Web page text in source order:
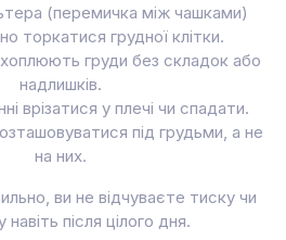
(перемичка між чашками)
торкатися грудної клітки.
груди без складок або
надлишків.
врізатися у плечі чи спадати.
під грудьми, а не
на них.
ви не відчуваєте тиску чи
після цілого дня.